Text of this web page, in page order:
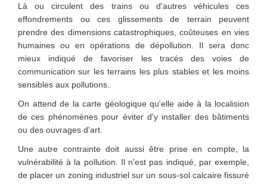
Là ou circulent des trains ou d'autres véhicules ces
effondrements ou ces glissements de terrain peuvent
prendre des dimensions catastrophiques, coûteuses en vies
humaines ou en opérations de dépollution. Il sera donc
mieux indiqué de favoriser les tracés des voies de
communication sur les terrains les plus stables et les moins
sensibles aux pollutions.
On attend de la carte géologique qu'elle aide à la localision
de ces phénomènes pour éviter d'y installer des bâtiments
ou des ouvrages d'art.
Une autre contrainte doit aussi être prise en compte, la
vulnérabilité à la pollution. Il n'est pas indiqué, par exemple,
de placer un zoning industriel sur un sous-sol calcaire fissuré